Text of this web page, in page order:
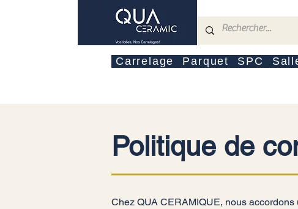
Carrelage Parquet SPC
Politique de
Chez QUA CERAMIQUE, nous